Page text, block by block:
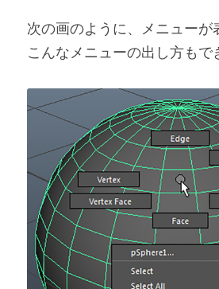
次の画のように、メニューが
こんなメニューの出し方もで